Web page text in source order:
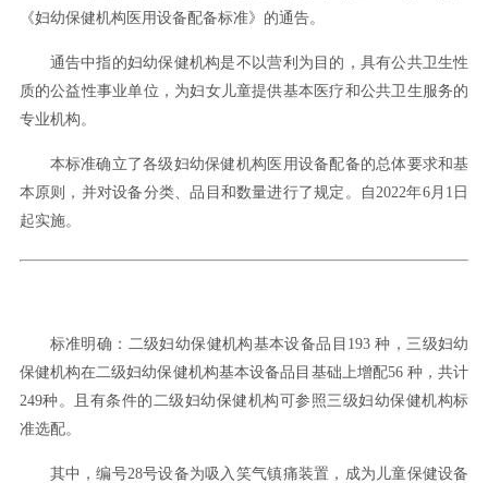
《妇幼保健机构医用设备配备标准》的通告。
通告中指的妇幼保健机构是不以营利为目的，具有公共卫生性
质的公益性事业单位，为妇女儿童提供基本医疗和公共卫生服务的
专业机构。
本标准确立了各级妇幼保健机构医用设备配备的总体要求和基
本原则，并对设备分类、品目和数量进行了规定。自2022年6月1日
起实施。
标准明确：二级妇幼保健机构基本设备品目193 种，三级妇幼
保健机构在二级妇幼保健机构基本设备品目基础上增配56 种，共计
249种。且有条件的二级妇幼保健机构可参照三级妇幼保健机构标
准选配。
其中，编号28号设备为吸入笑气镇痛装置，成为儿童保健设备